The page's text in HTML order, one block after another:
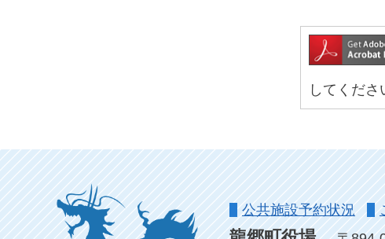
してくださ
公共施設予約状況